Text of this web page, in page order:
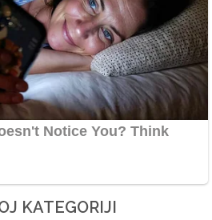
KATEGORIJI